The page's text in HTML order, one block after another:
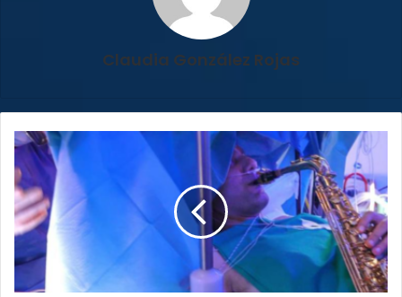
Claudia González Rojas
(VIDEO)
Paciente
toca
saxofón
cuando
le
realizan
cirugía
cerebral